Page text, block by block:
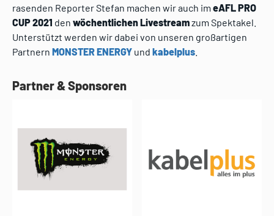
rasenden Reporter Stefan machen wir auch im eAFL PRO
CUP 2021 den wöchentlichen Livestreamzum Spektakel.
Unterstützt werden wir dabei von unseren großartigen
Partnern MONSTER ENERGY und kabelplus
Partner & Sponsoren